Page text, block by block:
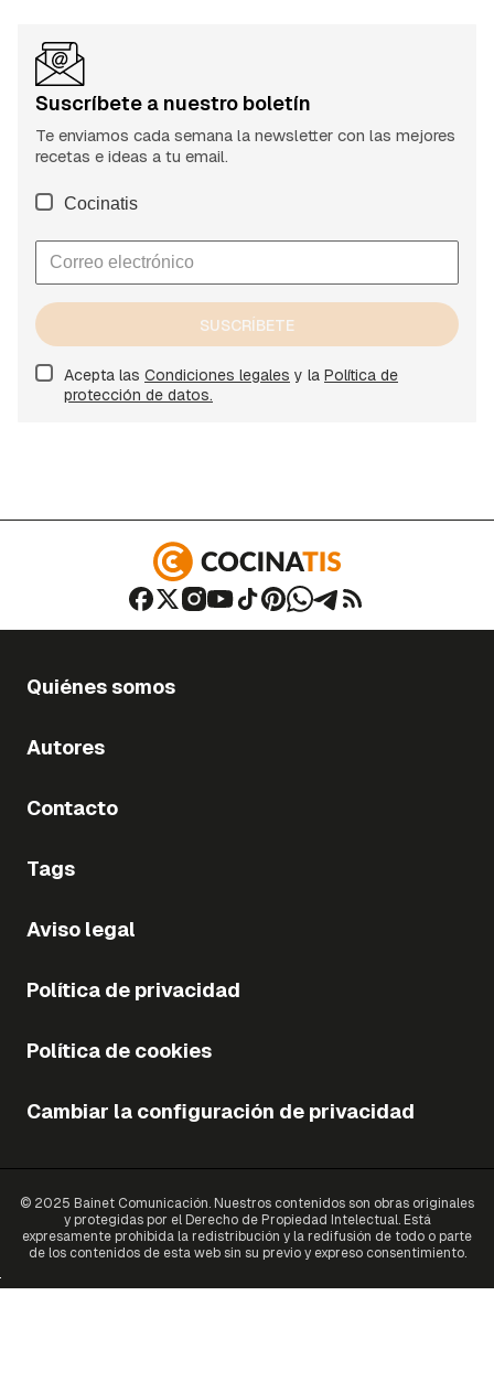
Suscríbete a nuestro boletín
Te enviamos cada semana la newsletter con las mejores
recetas e ideas a tu email.
Cocinatis
SUSCRÍBETE
Acepta las Condiciones legales y la Política de
protección de datos.
Quiénes somos
Autores
Contacto
Tags
Aviso legal
Política de privacidad
Política de cookies
Cambiar la configuración de privacidad
© 2025 Bainet Comunicación. Nuestros contenidos son obras originales
y protegidas por el Derecho de Propiedad Intelectual. Está
expresamente prohibida la redistribución y la redifusión de todo o parte
de los contenidos de esta web sin su previo y expreso consentimiento.